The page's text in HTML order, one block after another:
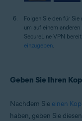
Folgen Sie den für
um auf einem
SecureLine VPN
einzugeben.
Geben Sie Ihren
Nachdem Sie einen
haben, geben Sie